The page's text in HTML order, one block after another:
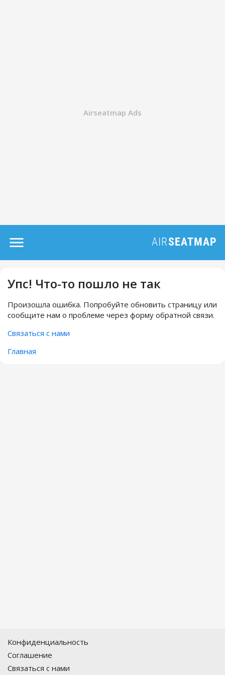
Упс! Что-то пошло не так
Произошла ошибка. Попробуйте обновить страницу или
сообщите нам о проблеме через форму обратной связи.
Связаться с нами
Главная
Конфиденциальность
Соглашение
Связаться с нами